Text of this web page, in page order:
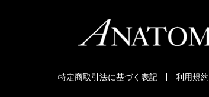
特定商取引法に基づく表記 利用規約